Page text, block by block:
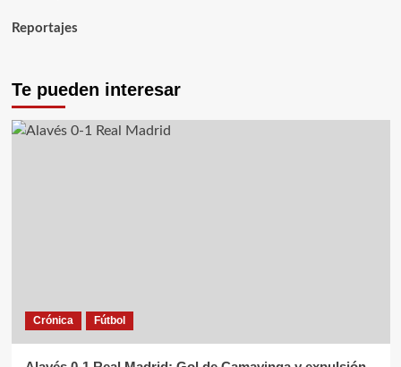
Reportajes
Te pueden interesar
Crónica Fútbol